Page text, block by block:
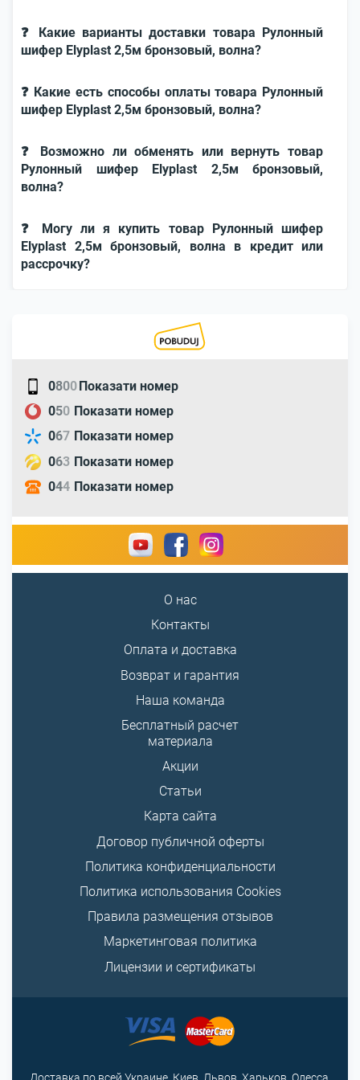
❓ Какие варианты доставки товара Рулонный
шифер Elyplast 2,5м бронзовый, волна?
❓ Какие есть способы оплаты товара Рулонный
шифер Elyplast 2,5м бронзовый, волна?
❓ Возможно ли обменять или вернуть товар
Рулонный шифер Elyplast 2,5м бронзовый,
волна?
❓ Могу ли я купить товар Рулонный шифер
Elyplast 2,5м бронзовый, волна в кредит или
рассрочку?
0800Показати номер
050 Показати номер
067 Показати номер
063 Показати номер
044 Показати номер
О нас
Контакты
Оплата и доставка
Возврат и гарантия
Наша команда
Бесплатный расчет
материала
Акции
Статьи
Карта сайта
Договор публичной оферты
Политика конфиденциальности
Политика использования Cookies
Правила размещения отзывов
Маркетинговая политика
Лицензии и сертификаты
Доставка по всей Украине. Киев, Львов, Харьков, Одесса,